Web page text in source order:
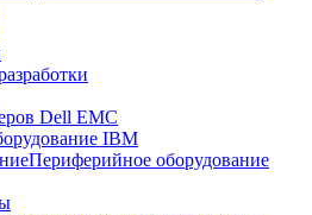
Dell EMC
IBM
Периферийное оборудование